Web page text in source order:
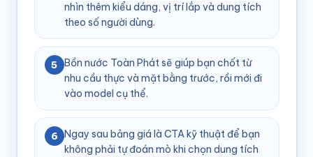
nhìn thêm kiểu dáng, vị trí lắp và dung tích
theo số người dùng.
5 Bồn nước Toàn Phát sẽ giúp bạn chốt từ
nhu cầu thực và mặt bằng trước, rồi mới đi
vào model cụ thể.
6 Ngay sau bảng giá là CTA kỹ thuật để bạn
không phải tự đoán mò khi chọn dung tích